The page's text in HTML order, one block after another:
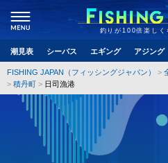
釣りが100倍楽しく
潮見表 シーバス エギング アジング
FISHING JAPAN（フィッシングジャパン）
積丹町
日司漁港